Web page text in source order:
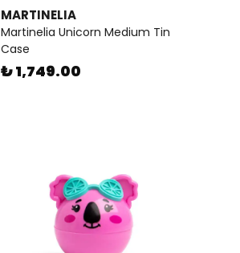
MARTINELIA
Martinelia Unicorn Medium Tin
Case
₺ 1,749.00